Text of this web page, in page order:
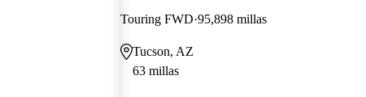
Touring FWD 95,898 millas
Tucson, AZ
63 millas